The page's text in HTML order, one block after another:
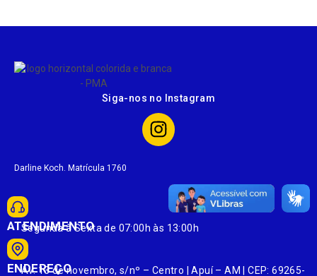
Siga-nos no Instagram
Darline Koch. Matrícula 1760
ATENDIMENTO
Segunda à Sexta de 07:00h às 13:00h
ENDEREÇO
Av. 13 de novembro, s/nº – Centro | Apuí – AM | CEP: 69265-